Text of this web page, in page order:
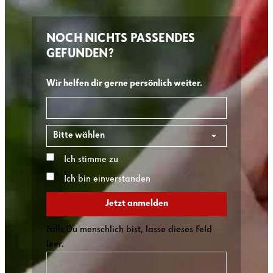
NOCH NICHTS PASSENDES
GEFUNDEN?
Wir helfen dir gerne persönlich weiter.
Bundesland*
Datenschutzhinweis *
Ich stimme zu
Newsletter Einwilligung
Ich bin einverstanden
Jetzt anmelden
Falls Du menschlich bist, lasse dieses Feld
leer.